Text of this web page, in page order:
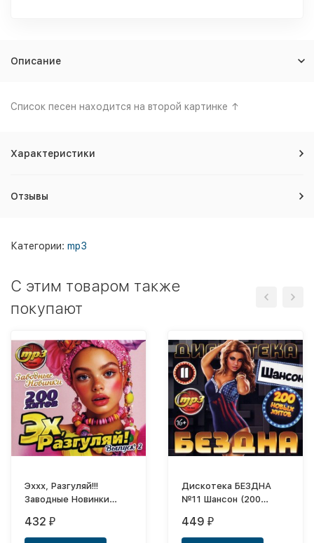
Описание
Список песен находится на второй картинке ↑
Характеристики
Отзывы
Категории: mp3
C этим товаром также
покупают
Эххх, Разгуляй!!!
Заводные Новинки
432 ₽
Дискотека БЕЗДНА
№11 Шансон (200
449 ₽